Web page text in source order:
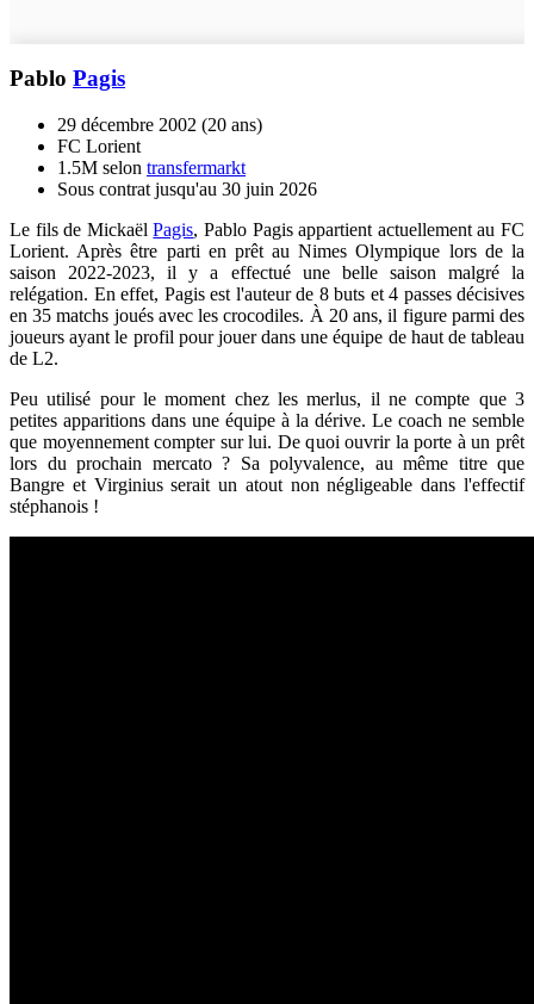
Pablo Pagis
29 décembre 2002 (20 ans)
FC Lorient
1.5M selon transfermarkt
Sous contrat jusqu'au 30 juin 2026
Le fils de MickaëlPagis, Pablo Pagis appartient actuellement au FC
Lorient. Après être parti en prêt au Nimes Olympique lors de la
saison 2022-2023, il y a effectué une belle saison malgré la
relégation. En effet, Pagis est l'auteur de 8 buts et 4 passes décisives
en 35 matchs joués avec les crocodiles. À 20 ans, il figure parmi des
joueurs ayant le profil pour jouer dans une équipe de haut de tableau
de L2.
Peu utilisé pour le moment chez les merlus, il ne compte que 3
petites apparitions dans une équipe à la dérive. Le coach ne semble
que moyennement compter sur lui. De quoi ouvrir la porte à un prêt
lors du prochain mercato ? Sa polyvalence, au même titre que
Bangre et Virginius serait un atout non négligeable dans l'effectif
stéphanois !